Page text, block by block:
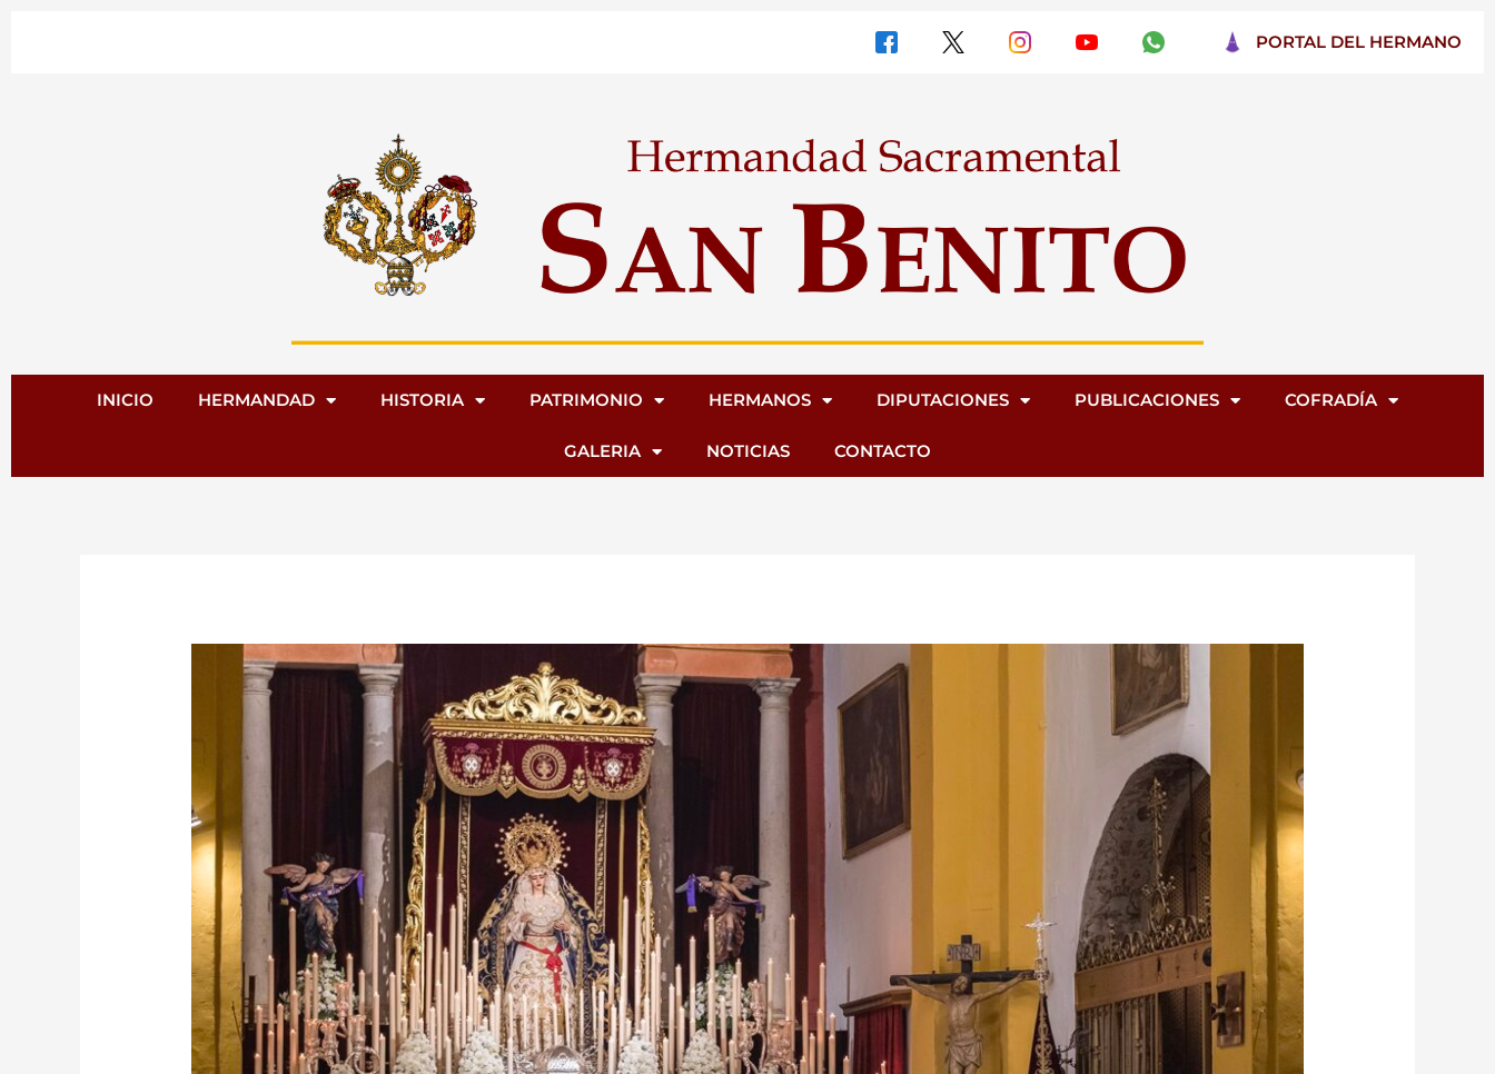
PORTAL DEL HERMANO
INICIO HERMANDAD HISTORIA PATRIMONIO HERMANOS DIPUTACIONES PUBLICACIONES COFRADÍA
GALERIA NOTICIAS CONTACTO